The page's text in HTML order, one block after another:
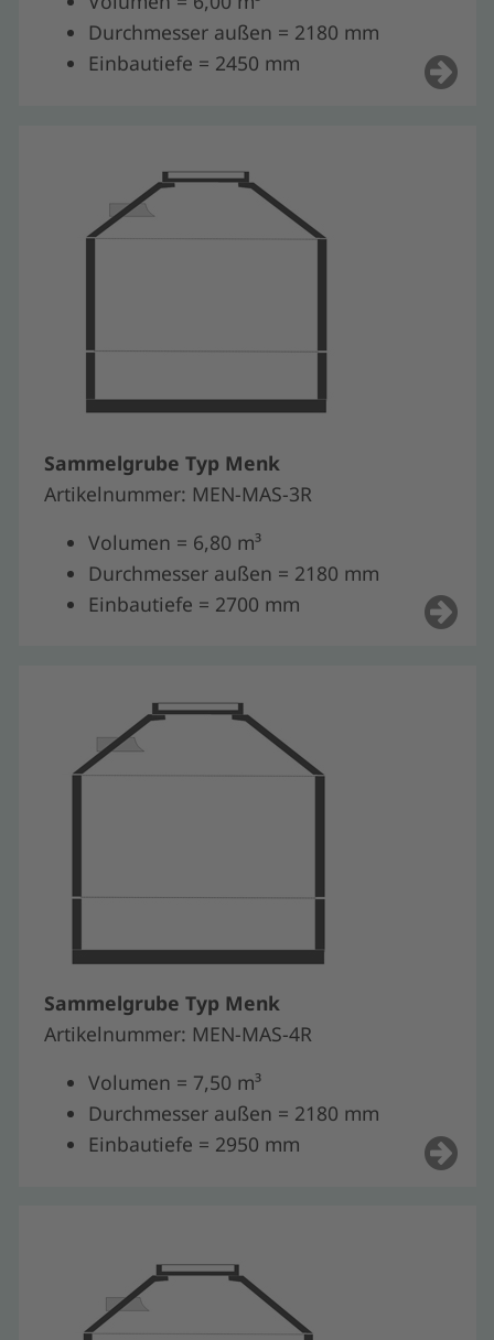
Durchmesser außen = 2180 mm
Einbautiefe = 2450 mm
Sammelgrube Typ Menk
Artikelnummer: MEN-MAS-3R
Volumen = 6,80 m³
Durchmesser außen = 2180 mm
Einbautiefe = 2700 mm
Sammelgrube Typ Menk
Artikelnummer: MEN-MAS-4R
Volumen = 7,50 m³
Durchmesser außen = 2180 mm
Einbautiefe = 2950 mm